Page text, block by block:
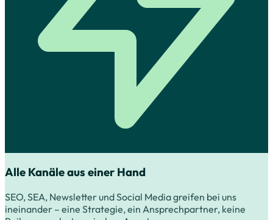
Alle Kanäle aus einer Hand
SEO, SEA, Newsletter und Social Media greifen bei uns
ineinander – eine Strategie, ein Ansprechpartner, keine